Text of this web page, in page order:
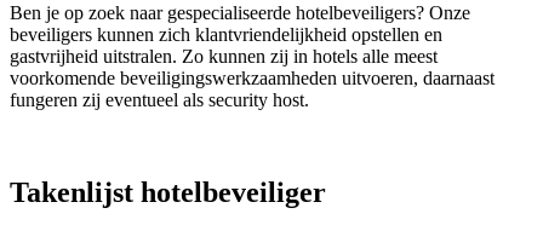
Ben je op zoek naar gespecialiseerde hotelbeveiligers? Onze
beveiligers kunnen zich klantvriendelijkheid opstellen en
gastvrijheid uitstralen. Zo kunnen zij in hotels alle meest
voorkomende beveiligingswerkzaamheden uitvoeren, daarnaast
fungeren zij eventueel als security host.
Takenlijst hotelbeveiliger